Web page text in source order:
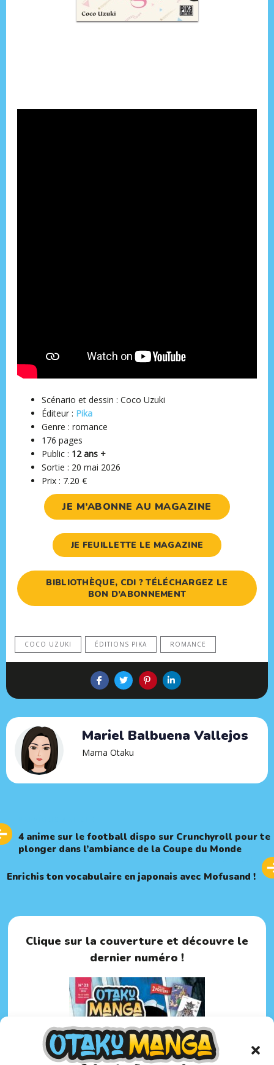
Scénario et dessin : Coco Uzuki
Éditeur ‏: Pika
Genre : romance
176 pages
Public : 12 ans +
Sortie : 20 mai 2026
Prix : 7.20 €
JE M’ABONNE AU MAGAZINE
JE FEUILLETTE LE MAGAZINE
BIBLIOTHÈQUE, CDI ? TÉLÉCHARGEZ LE
BON D’ABONNEMENT
COCO UZUKI ÉDITIONS PIKA ROMANCE
Mariel Balbuena Vallejos
Mama Otaku
Article
4 anime sur le football dispo sur Crunchyroll pour te
plonger dans l’ambiance de la Coupe du Monde
Article
Enrichis ton vocabulaire en japonais avec Mofusand !
Clique sur la couverture et découvre le
dernier numéro !